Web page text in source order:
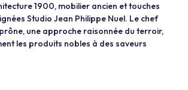
1900, mobilier ancien et touches
Studio Jean Philippe Nuel. Le chef
une approche raisonnée du terroir,
les produits nobles à des saveurs